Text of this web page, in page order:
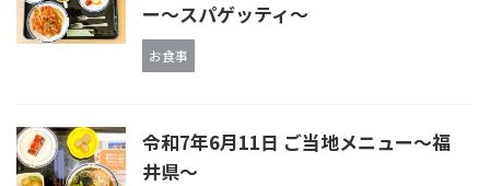
ー〜スパゲッティ〜
お食事
令和7年6月11日 ご当地メニュー〜福
井県〜